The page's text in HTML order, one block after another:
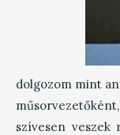
dolgozom mint
szívesen veszek